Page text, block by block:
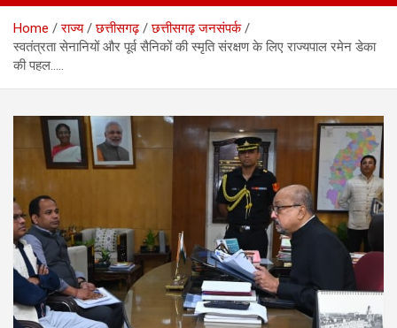
Home राज्य छत्तीसगढ़
छत्तीसगढ़ जनसंपर्क
स्वतंत्रता सेनानियों और पूर्व सैनिकों की स्मृति संरक्षण के लिए राज्यपाल रमेन डेका
की पहल…..